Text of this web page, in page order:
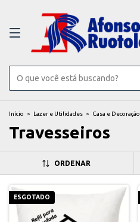
Início > Lazer e Utilidades > Casa e Decoração
Travesseiros
ORDENAR
ESGOTADO